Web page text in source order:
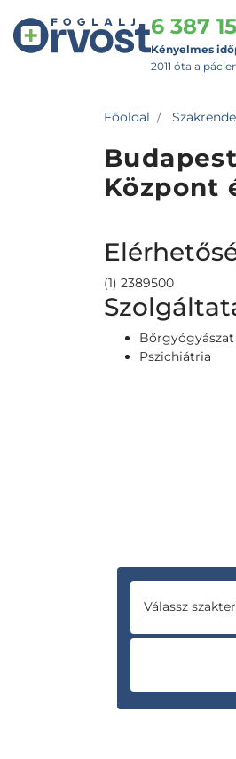
6 387
Kényelmes
2011 óta a
Főoldal
Központ
(1) 2389500
Pszichiátria
Válassz